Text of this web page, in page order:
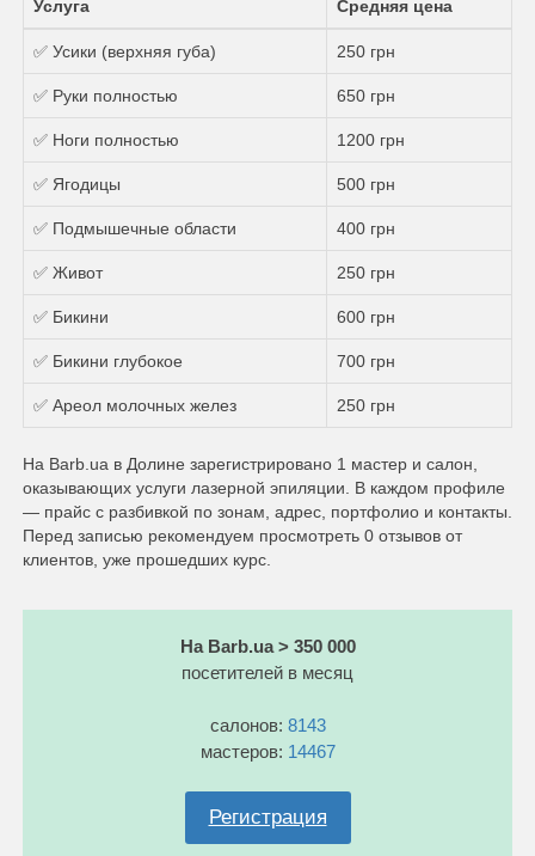
Услуга Средняя цена
✅ Усики (верхняя губа) 250 грн
✅ Руки полностью 650 грн
✅ Ноги полностью 1200 грн
✅ Ягодицы 500 грн
✅ Подмышечные области 400 грн
✅ Живот 250 грн
✅ Бикини 600 грн
✅ Бикини глубокое 700 грн
✅ Ареол молочных желез 250 грн
На Barb.ua в Долине зарегистрировано 1 мастер и салон,
оказывающих услуги лазерной эпиляции. В каждом профиле
— прайс с разбивкой по зонам, адрес, портфолио и контакты.
Перед записью рекомендуем просмотреть 0 отзывов от
клиентов, уже прошедших курс.
На Barb.ua > 350 000
посетителей в месяц
салонов: 8143
мастеров: 14467
Регистрация